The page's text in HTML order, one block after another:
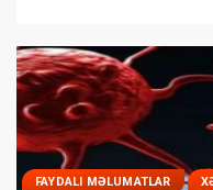
FAYDALI MƏLUMATLAR